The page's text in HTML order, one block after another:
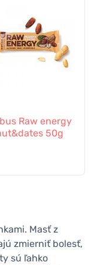
Raw energy
50g
Masť z
zmierniť bolesť,
sú ľahko